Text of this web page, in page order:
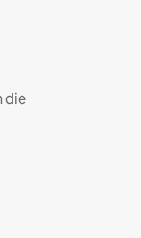
die